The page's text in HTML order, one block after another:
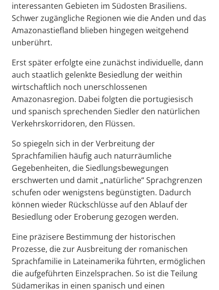
interessanten Gebieten im Südosten Brasiliens.
Schwer zugängliche Regionen wie die Anden und das
Amazonastiefland blieben hingegen weitgehend
unberührt.
Erst später erfolgte eine zunächst individuelle, dann
auch staatlich gelenkte Besiedlung der weithin
wirtschaftlich noch unerschlossenen
Amazonasregion. Dabei folgten die portugiesisch
und spanisch sprechenden Siedler den natürlichen
Verkehrskorridoren, den Flüssen.
So spiegeln sich in der Verbreitung der
Sprachfamilien häufig auch naturräumliche
Gegebenheiten, die Siedlungsbewegungen
erschwerten und damit „natürliche“ Sprachgrenzen
schufen oder wenigstens begünstigten. Dadurch
können wieder Rückschlüsse auf den Ablauf der
Besiedlung oder Eroberung gezogen werden.
Eine präzisere Bestimmung der historischen
Prozesse, die zur Ausbreitung der romanischen
Sprachfamilie in Lateinamerika führten, ermöglichen
die aufgeführten Einzelsprachen. So ist die Teilung
Südamerikas in einen spanisch und einen